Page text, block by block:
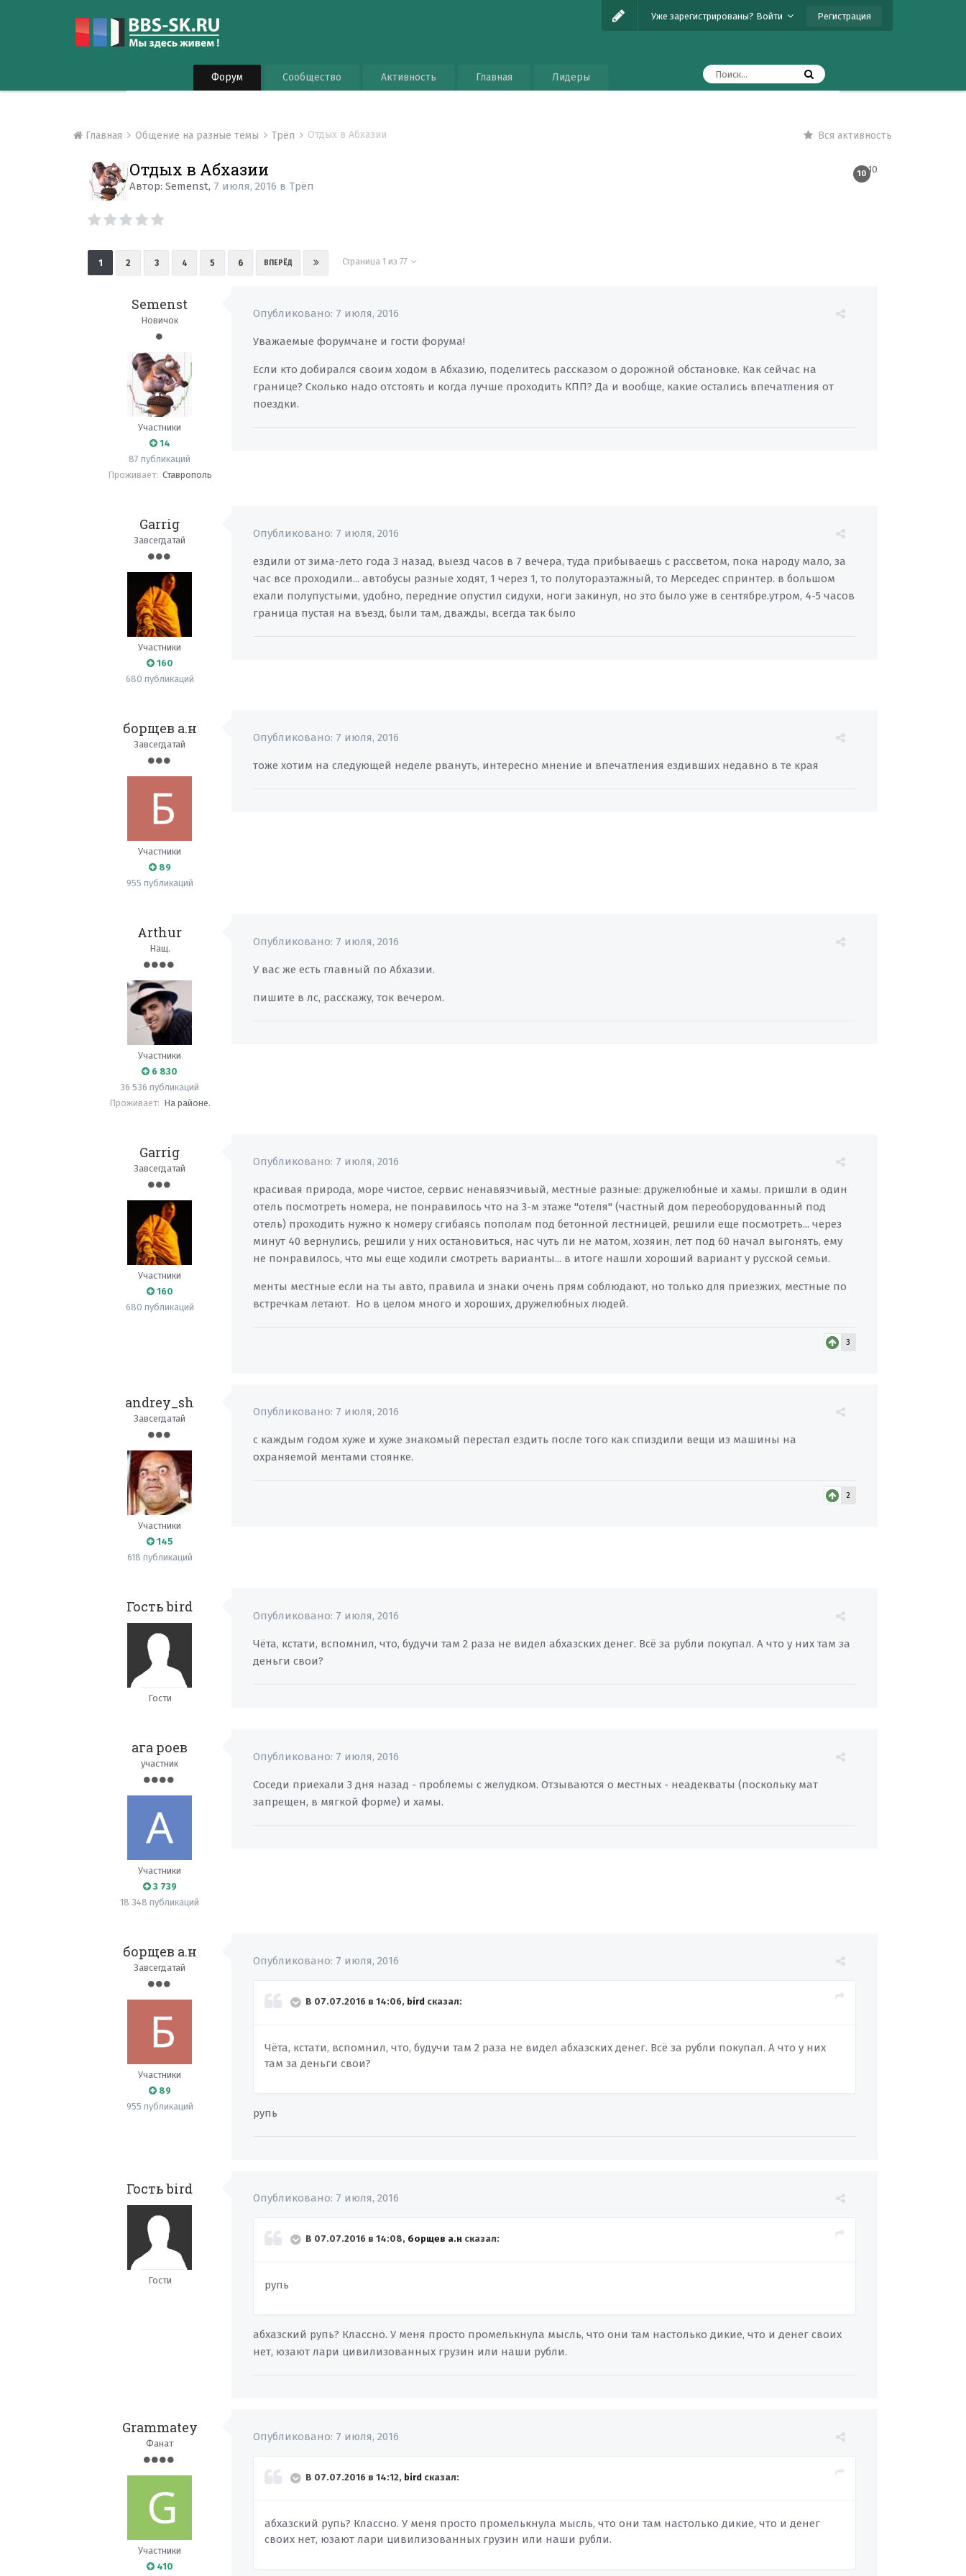
Уже зарегистрированы? Войти Регистрация
Форум Сообщество Активность Главная Лидеры
Вся активность
Главная Общение на разные темы Трёп Отдых в Абхазии
10
10
Отдых в Абхазии
Автор:Semenst, 7 июля, 2016 вТрёп
1 2 3 4 5 6 ВПЕРЁД Страница 1 из 77
Semenst
Новичок
Участники
14
87 публикаций
Проживает: Ставрополь
Опубликовано: 7 июля, 2016
Уважаемые форумчане и гости форума!
Если кто добирался своим ходом в Абхазию, поделитесь рассказом о дорожной обстановке. Как сейчас на
границе? Сколько надо отстоять и когда лучше проходить КПП? Да и вообще, какие остались впечатления от
поездки.
Garrig
Завсегдатай
Участники
160
680 публикаций
Опубликовано: 7 июля, 2016
ездили от зима-лето года 3 назад, выезд часов в 7 вечера, туда прибываешь с рассветом, пока народу мало, за
час все проходили... автобусы разные ходят, 1 через 1, то полутораэтажный, то Мерседес спринтер. в большом
ехали полупустыми, удобно, передние опустил сидухи, ноги закинул, но это было уже в сентябре.утром, 4-5 часов
граница пустая на въезд, были там, дважды, всегда так было
борщев а.н
Завсегдатай
Участники
89
955 публикаций
Опубликовано: 7 июля, 2016
тоже хотим на следующей неделе рвануть, интересно мнение и впечатления ездивших недавно в те края
Arthur
Нащ.
Участники
6 830
36 536 публикаций
Проживает: На районе.
Опубликовано: 7 июля, 2016
У вас же есть главный по Абхазии.
пишите в лс, расскажу, ток вечером.
Garrig
Завсегдатай
Участники
160
680 публикаций
Опубликовано: 7 июля, 2016
красивая природа, море чистое, сервис ненавязчивый, местные разные: дружелюбные и хамы. пришли в один
отель посмотреть номера, не понравилось что на 3-м этаже "отеля" (частный дом переоборудованный под
отель) проходить нужно к номеру сгибаясь пополам под бетонной лестницей, решили еще посмотреть... через
минут 40 вернулись, решили у них остановиться, нас чуть ли не матом, хозяин, лет под 60 начал выгонять, ему
не понравилось, что мы еще ходили смотреть варианты... в итоге нашли хороший вариант у русской семьи.
менты местные если на ты авто, правила и знаки очень прям соблюдают, но только для приезжих, местные по
встречкам летают. Но в целом много и хороших, дружелюбных людей.
3
andrey_sh
Завсегдатай
Участники
145
618 публикаций
Опубликовано: 7 июля, 2016
с каждым годом хуже и хуже знакомый перестал ездить после того как спиздили вещи из машины на
охраняемой ментами стоянке.
2
Гость bird
Гости
Опубликовано: 7 июля, 2016
Чёта, кстати, вспомнил, что, будучи там 2 раза не видел абхазских денег. Всё за рубли покупал. А что у них там за
деньги свои?
ага роев
участник
Участники
3 739
18 348 публикаций
Опубликовано: 7 июля, 2016
Соседи приехали 3 дня назад - проблемы с желудком. Отзываются о местных - неадекваты (поскольку мат
запрещен, в мягкой форме) и хамы.
борщев а.н
Завсегдатай
Участники
89
955 публикаций
Опубликовано: 7 июля, 2016
В 07.07.2016 в 14:06, bird сказал:
Чёта, кстати, вспомнил, что, будучи там 2 раза не видел абхазских денег. Всё за рубли покупал. А что у них
там за деньги свои?
рупь
Гость bird
Гости
Опубликовано: 7 июля, 2016
В 07.07.2016 в 14:08, борщев а.н сказал:
рупь
абхазский рупь? Классно. У меня просто промелькнула мысль, что они там настолько дикие, что и денег своих
нет, юзают лари цивилизованных грузин или наши рубли.
Grammatey
Фанат
Участники
410
Опубликовано: 7 июля, 2016
В 07.07.2016 в 14:12, bird сказал:
абхазский рупь? Классно. У меня просто промелькнула мысль, что они там настолько дикие, что и денег
своих нет, юзают лари цивилизованных грузин или наши рубли.